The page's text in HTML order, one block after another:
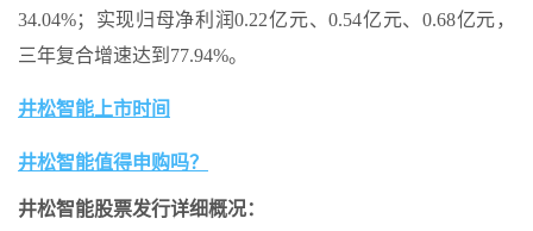
34.04%；实现归母净利润0.22亿元、0.54亿元、0.68亿元，
三年复合增速达到77.94%。
井松智能上市时间
井松智能值得申购吗？
井松智能股票发行详细概况：